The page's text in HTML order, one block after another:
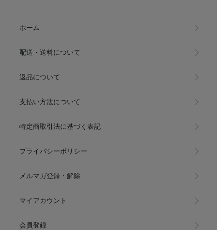
ホーム
配送・送料について
返品について
支払い方法について
特定商取引法に基づく表記
プライバシーポリシー
メルマガ登録・解除
マイアカウント
会員登録